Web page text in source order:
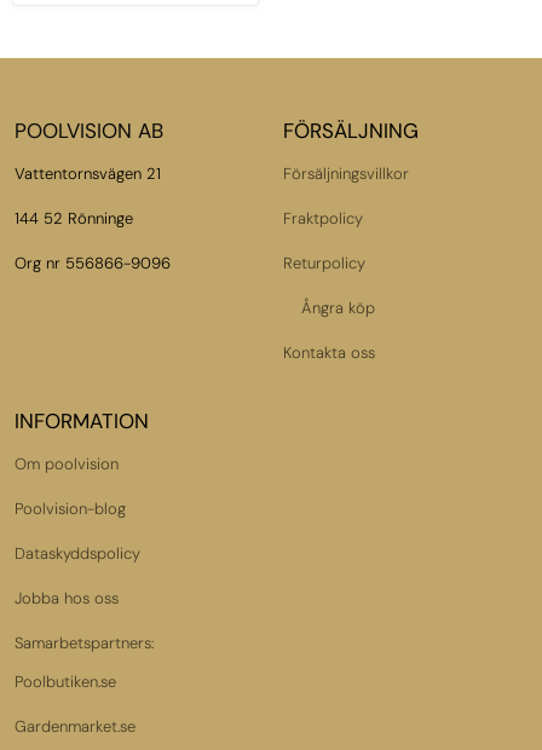
POOLVISION AB
Vattentornsvägen 21
144 52 Rönninge
Org nr 556866-9096
FÖRSÄLJNING
Försäljningsvillkor
Fraktpolicy
Returpolicy
Ångra köp
Kontakta oss
INFORMATION
Om poolvision
Poolvision-blog
Dataskyddspolicy
Jobba hos oss
Samarbetspartners:
Poolbutiken.se
Gardenmarket.se